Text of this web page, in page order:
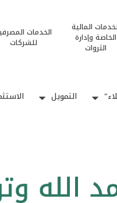
المالية
الخاصة وإدارة
الثروات
الخدمات
للشركات
التمويل